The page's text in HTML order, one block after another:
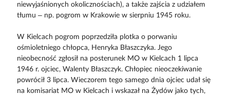
niewyjaśnionych okolicznościach), a także zajścia z udziałem
tłumu – np. pogrom w Krakowie w sierpniu 1945 roku.
W Kielcach pogrom poprzedziła plotka o porwaniu
ośmioletniego chłopca, Henryka Błaszczyka. Jego
nieobecność zgłosił na posterunek MO w Kielcach 1 lipca
1946 r. ojciec, Walenty Błaszczyk. Chłopiec nieoczekiwanie
powrócił 3 lipca. Wieczorem tego samego dnia ojciec udał się
na komisariat MO w Kielcach i wskazał na Żydów jako tych,